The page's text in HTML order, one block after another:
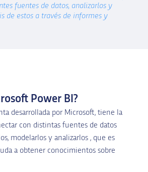
fuentes de datos, analizarlos y
de estos a través de informes y
Power BI?
desarrollada por Microsoft, tiene la
con distintas fuentes de datos
modelarlos y analizarlos , que es
a obtener conocimientos sobre